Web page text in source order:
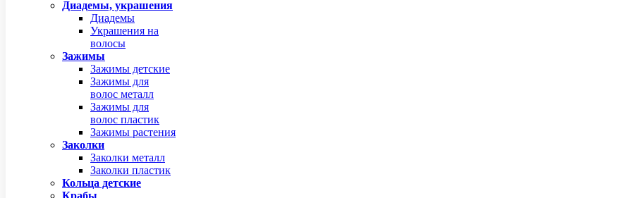
Диадемы, украшения
Диадемы
Украшения на
волосы
Зажимы
Зажимы детские
Зажимы для
волос металл
Зажимы для
волос пластик
Зажимы растения
Заколки
Заколки металл
Заколки пластик
Кольца детские
Крабы